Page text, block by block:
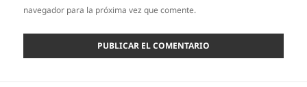
navegador para la próxima vez que comente.